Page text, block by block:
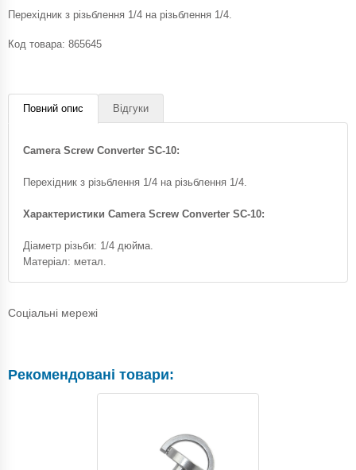
Перехідник з різьблення 1/4 на різьблення 1/4.
Код товара: 865645
Повний опис Відгуки
Camera Screw Converter SC-10:
Перехідник з різьблення 1/4 на різьблення 1/4.
Характеристики Camera Screw Converter SC-10:
Діаметр різьби: 1/4 дюйма.
Матеріал: метал.
Соціальні мережі
Рекомендовані товари: